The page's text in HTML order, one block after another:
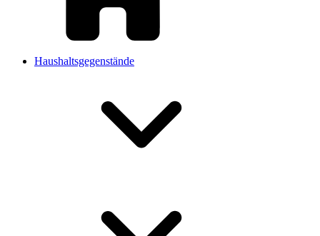
Haushaltsgegenstände